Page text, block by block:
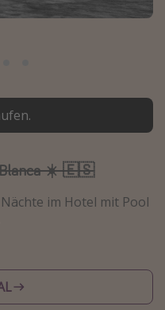
Blanca ☀️ 🇪🇸
im Hotel mit Pool